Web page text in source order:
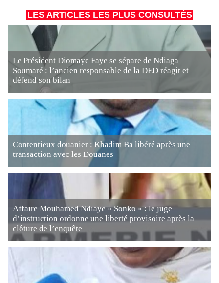
LES ARTICLES LES PLUS CONSULTÉS
Le Président Diomaye Faye se sépare de Ndiaga
Soumaré : l’ancien responsable de la DED réagit et
défend son bilan
Contentieux douanier : Khadim Ba libéré après une
transaction avec les Douanes
Affaire Mouhamed Ndiaye « Sonko » : le juge
d’instruction ordonne une liberté provisoire après la
clôture de l’enquête